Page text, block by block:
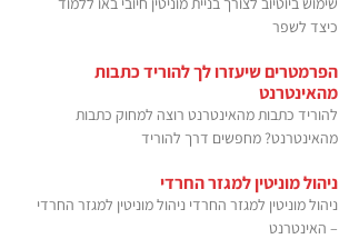
כיצד לשפר
הפרמטרים שיעזרו לך להוריד כתבות
מהאינטרנט
להוריד כתבות מהאינטרנט רוצה למחוק כתבות
מהאינטרנט? מחפשים דרך להוריד
ניהול מוניטין למגזר החרדי
ניהול מוניטין למגזר החרדי ניהול מוניטין למגזר החרדי
– האינטרנט